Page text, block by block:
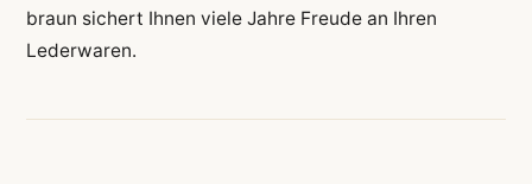
braun sichert Ihnen viele Jahre Freude an Ihren
Lederwaren.